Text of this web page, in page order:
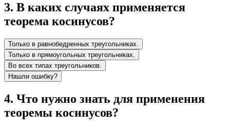
3. В каких случаях применяется
теорема косинусов?
Только в равнобедренных треугольниках.
Только в прямоугольных треугольниках.
Во всех типах треугольников.
Нашли ошибку?
4. Что нужно знать для применения
теоремы косинусов?